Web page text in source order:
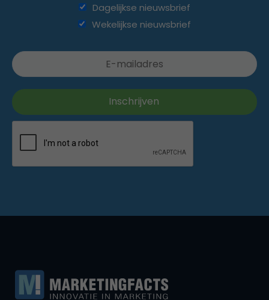
Dagelijkse nieuwsbrief
Wekelijkse nieuwsbrief